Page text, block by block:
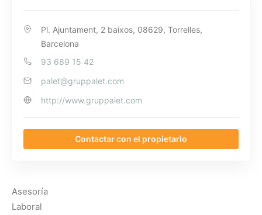
Pl. Ajuntament, 2 baixos, 08629, Torrelles,
Barcelona
93 689 15 42
palet@gruppalet.com
http://www.gruppalet.com
Contactar con el propietario
Asesoría
Laboral